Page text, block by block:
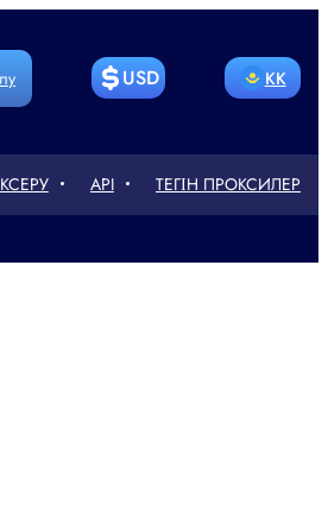
USD
ТЕҢГЕСІ
KK
FR PT
API ТЕГІН ПРОКСИЛЕР